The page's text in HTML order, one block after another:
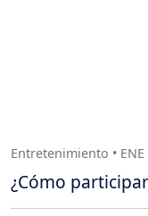
Entretenimiento •
¿Cómo